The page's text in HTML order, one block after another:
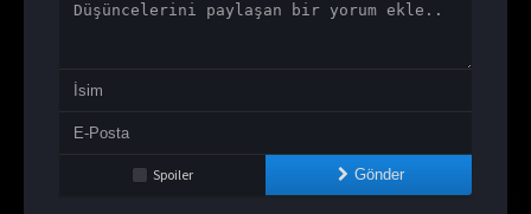
Spoiler Gönder